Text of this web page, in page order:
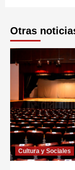
Otras
Cultura y Sociales